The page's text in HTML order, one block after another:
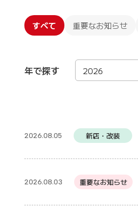
すべて 重要なお知らせ
年で探す 2026
2026.08.05 新店・改装
2026.08.03 重要なお知らせ